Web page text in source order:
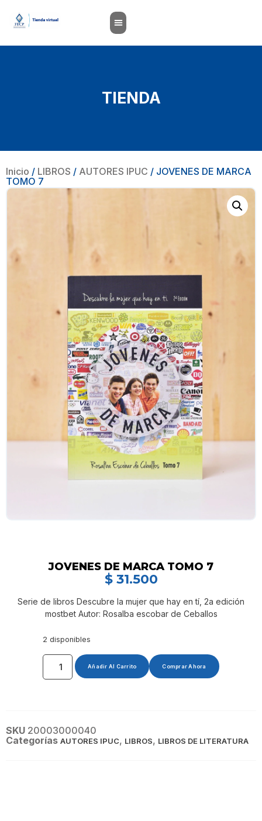
TIENDA
Inicio / LIBROS / AUTORES IPUC / JOVENES DE MARCA
TOMO 7
JOVENES DE MARCA TOMO 7
$31.500
Serie de libros Descubre la mujer que hay en tí, 2a edición
mostbet Autor: Rosalba escobar de Ceballos
2 disponibles
Añadir Al Carrito Comprar Ahora
SKU 20003000040
Categorías AUTORES IPUC, LIBROS, LIBROS DE LITERATURA